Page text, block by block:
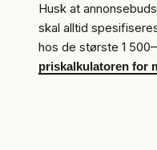
Husk at
skal alltid
hos de største 1
priskalkulatoren for